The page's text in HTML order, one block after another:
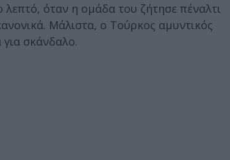
λεπτό, όταν η ομάδα του ζήτησε πέναλτι
Μάλιστα, ο Τούρκος αμυντικός
για σκάνδαλο.